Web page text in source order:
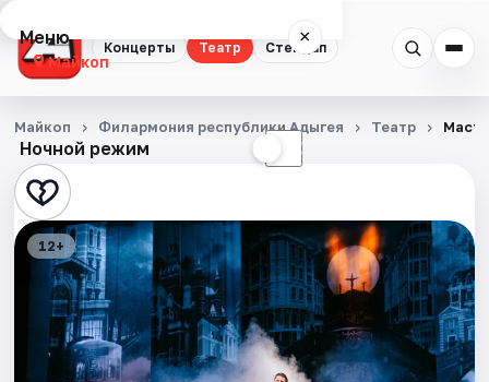
Концерты Театр Стендап
Меню ×
Майкоп
Концерты
Театр
Стендап
События
Города
Ночной режим ☾
Майкоп Филармония республики Адыгея Театр
12+